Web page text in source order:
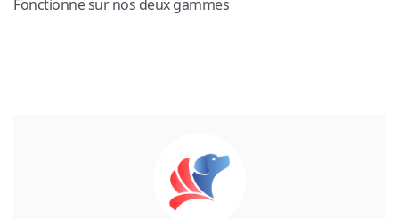
Fonctionne sur nos deux gammes